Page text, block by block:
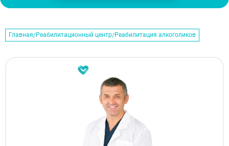
Главная Реабилитационный центр Реабилитация алкоголиков